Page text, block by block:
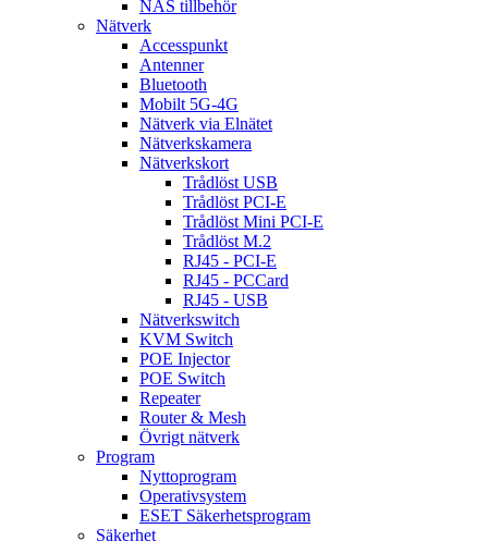
NAS tillbehör
Nätverk
Accesspunkt
Antenner
Bluetooth
Mobilt 5G-4G
Nätverk via Elnätet
Nätverkskamera
Nätverkskort
Trådlöst USB
Trådlöst PCI-E
Trådlöst Mini PCI-E
Trådlöst M.2
RJ45 - PCI-E
RJ45 - PCCard
RJ45 - USB
Nätverkswitch
KVM Switch
POE Injector
POE Switch
Repeater
Router & Mesh
Övrigt nätverk
Program
Nyttoprogram
Operativsystem
ESET Säkerhetsprogram
Säkerhet